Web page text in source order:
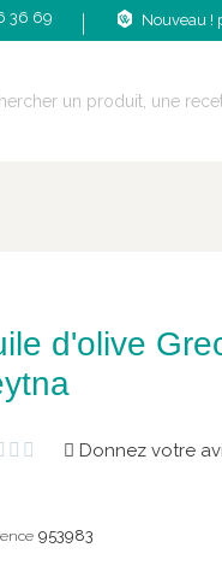
36 69 Nouveau !
d'olive
  Donnez votre
953983